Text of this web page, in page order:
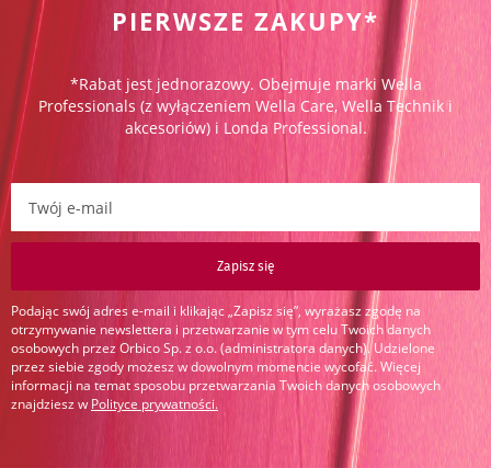
PIERWSZE ZAKUPY*
*Rabat jest jednorazowy. Obejmuje marki Wella
Professionals (z wyłączeniem Wella Care, Wella Technik i
akcesoriów) i Londa Professional.
Zapisz się do newslettera:
Zapisz się
Podając swój adres e-mail i klikając „Zapisz się”, wyrażasz zgodę na
otrzymywanie newslettera i przetwarzanie w tym celu Twoich danych
osobowych przez Orbico Sp. z o.o. (administratora danych). Udzielone
przez siebie zgody możesz w dowolnym momencie wycofać. Więcej
informacji na temat sposobu przetwarzania Twoich danych osobowych
znajdziesz w Polityce prywatności.